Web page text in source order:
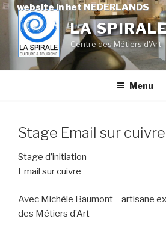
website in het NEDERLANDS
Skip
content
LA
Centre des Métiers d'Art
Menu
Stage Email sur cuivre
Stage d’initiation
Email sur cuivre
Avec Michèle Baumont – artisane
des Métiers d’Art